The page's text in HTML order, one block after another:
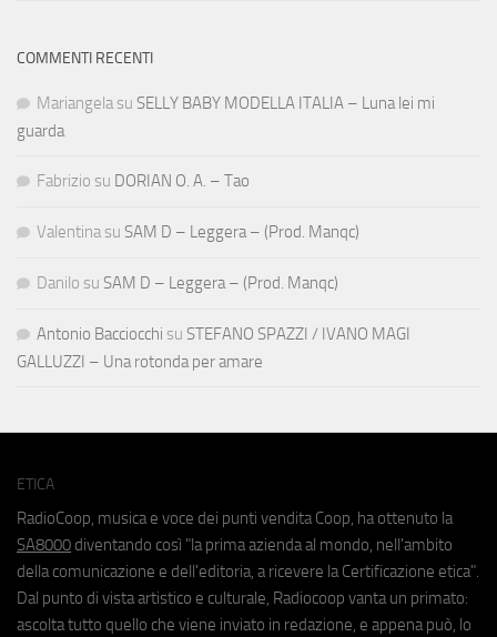
COMMENTI RECENTI
Mariangela su SELLY BABY MODELLA ITALIA – Luna lei mi
guarda
Fabrizio su DORIAN O. A. – Tao
Valentina su SAM D – Leggera – (Prod. Manqc)
Danilo su SAM D – Leggera – (Prod. Manqc)
Antonio Bacciocchi su STEFANO SPAZZI / IVANO MAGI
GALLUZZI – Una rotonda per amare
ETICA
RadioCoop, musica e voce dei punti vendita Coop, ha ottenuto la
SA8000 diventando così "la prima azienda al mondo, nell'ambito
della comunicazione e dell'editoria, a ricevere la Certificazione etica".
Dal punto di vista artistico e culturale, Radiocoop vanta un primato:
ascolta tutto quello che viene inviato in redazione, e appena può, lo